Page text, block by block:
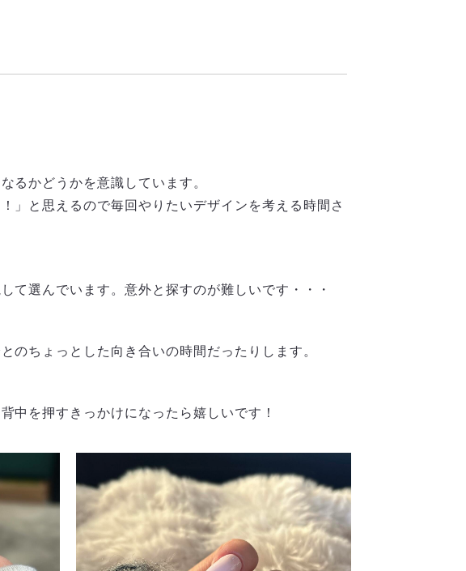
るかどうかを意識しています。
」と思えるので毎回やりたいデザインを考える時間さ
て選んでいます。意外と探すのが難しいです・・・
のちょっとした向き合いの時間だったりします。
中を押すきっかけになったら嬉しいです！